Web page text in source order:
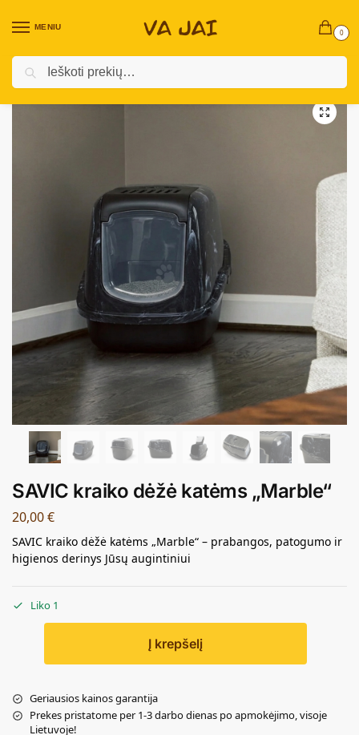
MENIU
0
Pradžia / Prekės augintiniams
SAVIC kraiko dėžė katėms „Marble“
20,00€
SAVIC kraiko dėžė katėms „Marble“ – prabangos, patogumo ir
higienos derinys Jūsų augintiniui
Liko 1
Į krepšelį
Geriausios kainos garantija
Prekes pristatome per 1-3 darbo dienas po apmokėjimo, visoje
Lietuvoje!